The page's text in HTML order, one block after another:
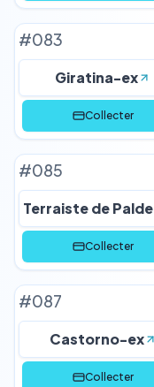
#083
Giratina-ex
Collecter
#085
Collecter
#087
Castorno-ex
Collecter